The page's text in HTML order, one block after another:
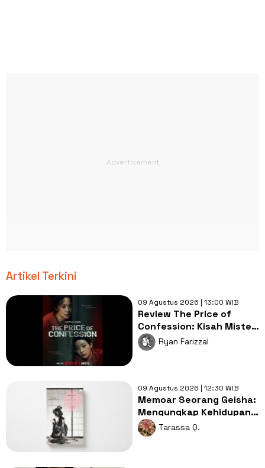
Artikel Terkini
09 Agustus 2026 | 13:00 WIB
Review The Price of
Confession: Kisah Misteri
Gelap Penjara Korea
Selatan!
Ryan Farizzal
09 Agustus 2026 | 12:30 WIB
Memoar Seorang Geisha:
Mengungkap Kehidupan
Geisha Sebelum Perang
Dunia II
Tarassa Q.